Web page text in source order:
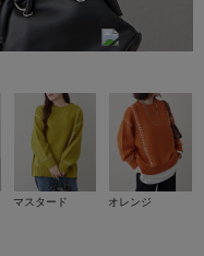
マスタード オレンジ